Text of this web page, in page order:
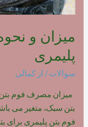
میزان و
پلیمری
سوالات / از کمالی
میزان مصرف فوم بتن
بتن سبک، متغیر می